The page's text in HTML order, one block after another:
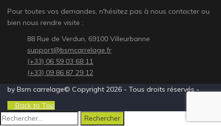
Pour toutes vos demandes, n'hésitez pas à nous contacter ou
bien nous rendre visite :
88 Rue de Verdun, 69100 Villeurbanne
support@bsmcarrelage.fr
(+33) 06 59 03 68 11
(+33) 09 86 87 29 12
by Bsm carrelage© Copyright 2026 - Tous droits réservés -
Back to Top
Rechercher :